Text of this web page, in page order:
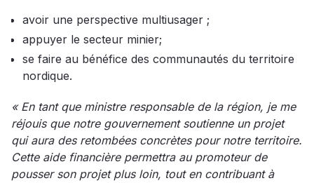
avoir une perspective multiusager ;
appuyer le secteur minier;
se faire au bénéfice des communautés du territoire
nordique.
« En tant que ministre responsable de la région, je me
réjouis que notre gouvernement soutienne un projet
qui aura des retombées concrètes pour notre territoire.
Cette aide financière permettra au promoteur de
pousser son projet plus loin, tout en contribuant à